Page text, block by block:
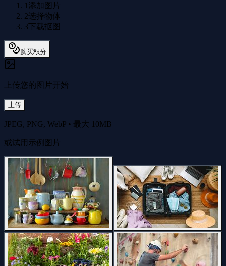
1 添加图片
2选择物体
3下载抠图
购买积分
上传您的图片开始
上传
JPEG, PNG, WebP • 最大 10MB
或试用示例图片